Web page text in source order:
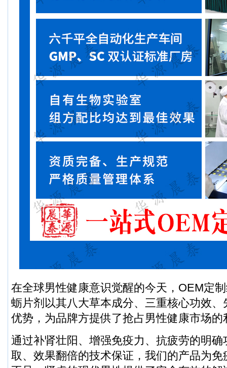
在全球男性健康意识觉醒的今天，OEM定
蛎片剂以其八大草本成分、三重核心功效
优势，为品牌方提供了抢占男性健康市场的
通过补肾壮阳、增强免疫力、抗疲劳的明
取、效果翻倍的技术保证，我们的产品为